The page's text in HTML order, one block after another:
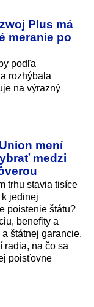
Plus má
meranie po
podľa
rozhýbala
na výrazný
mení
medzi
trhu stavia tisíce
jedinej
poistenie štátu?
benefity a
štátnej garancie.
radia, na čo sa
poisťovne